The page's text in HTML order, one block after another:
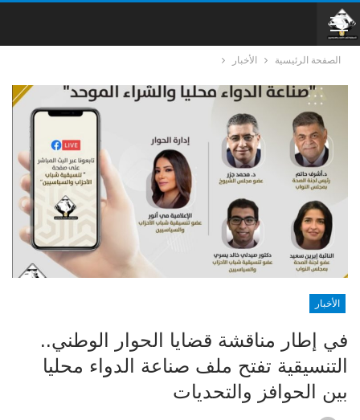
الصفحة الرئيسية الأخبار
الأخبار
في إطار مناقشة قضايا الحوار الوطني..
التنسيقية تفتح ملف صناعة الدواء محليا
بين الحوافز والتحديات